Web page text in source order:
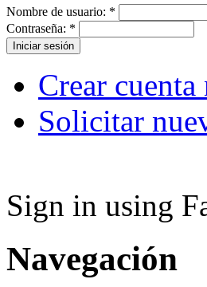
Nombre de usuario: *
Contraseña: *
Crear cuenta
Solicitar
Sign in using
Navegación